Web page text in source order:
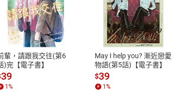
、AFTEE
退換貨規範
本店是否提供消費者保護法七日猶
之權利，遽消費者保護法及通訊交
除權合理例外情事適用準則，依商
質各有不同規定。詳細退換貨說明
照各商品說明。
輩，請跟我交往(第6
)完【電子書】
39
1 %
May I help you? 漸近戀愛
物語(第5話)【電子書】
$39
1 %